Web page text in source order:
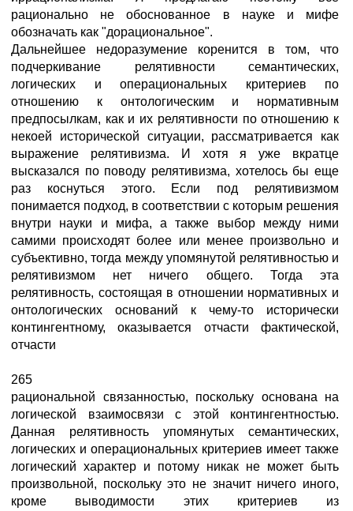
рационально не обоснованное в науке и мифе
обозначать как "дорациональное".
Дальнейшее недоразумение коренится в том, что
подчеркивание релятивности семантических,
логических и операциональных критериев по
отношению к онтологическим и нормативным
предпосылкам, как и их релятивности по отношению к
некоей исторической ситуации, рассматривается как
выражение релятивизма. И хотя я уже вкратце
высказался по поводу релятивизма, хотелось бы еще
раз коснуться этого. Если под релятивизмом
понимается подход, в соответствии с которым решения
внутри науки и мифа, а также выбор между ними
самими происходят более или менее произвольно и
субъективно, тогда между упомянутой релятивностью и
релятивизмом нет ничего общего. Тогда эта
релятивность, состоящая в отношении нормативных и
онтологических оснований к чему-то исторически
контингентному, оказывается отчасти фактической,
отчасти
265
рациональной связанностью, поскольку основана на
логической взаимосвязи с этой контингентностью.
Данная релятивность упомянутых семантических,
логических и операциональных критериев имеет также
логический характер и потому никак не может быть
произвольной, поскольку это не значит ничего иного,
кроме выводимости этих критериев из